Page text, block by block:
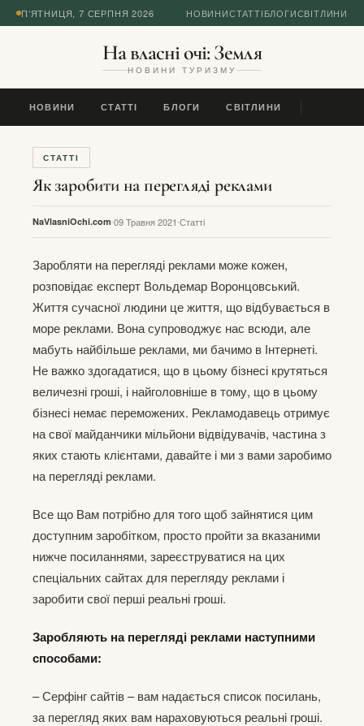
П’ЯТНИЦЯ, 7 СЕРПНЯ 2026 НОВИНИСТАТТІБЛОГИСВІТЛИНИ
На власні очі: Земля
НОВИНИ ТУРИЗМУ
НОВИНИ СТАТТІ БЛОГИ СВІТЛИНИ
СТАТТІ
Як заробити на перегляді реклами
NaVlasniOchi.com 09 Травня 2021 Статті
Заробляти на перегляді реклами може кожен,
розповідає експерт Вольдемар Воронцовський.
Життя сучасної людини це життя, що відбувається в
море реклами. Вона супроводжує нас всюди, але
мабуть найбільше реклами, ми бачимо в Інтернеті.
Не важко здогадатися, що в цьому бізнесі крутяться
величезні гроші, і найголовніше в тому, що в цьому
бізнесі немає переможених. Рекламодавець отримує
на свої майданчики мільйони відвідувачів, частина з
яких стають клієнтами, давайте і ми з вами заробимо
на перегляді реклами.
Все що Вам потрібно для того щоб зайнятися цим
доступним заробітком, просто пройти за вказаними
нижче посиланнями, зареєструватися на цих
спеціальних сайтах для перегляду реклами і
заробити свої перші реальні гроші.
Заробляють на перегляді реклами наступними
способами:
– Серфінг сайтів – вам надається список посилань,
за перегляд яких вам нараховуються реальні гроші.